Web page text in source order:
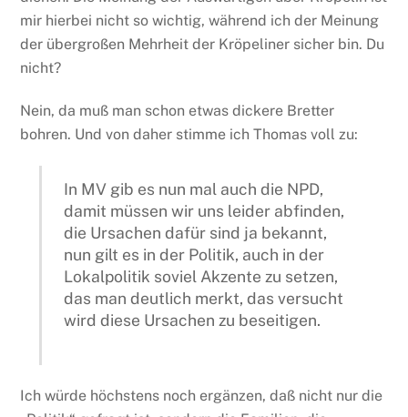
mir hierbei nicht so wichtig, während ich der Meinung
der übergroßen Mehrheit der Kröpeliner sicher bin. Du
nicht?
Nein, da muß man schon etwas dickere Bretter
bohren. Und von daher stimme ich Thomas voll zu:
In MV gib es nun mal auch die NPD,
damit müssen wir uns leider abfinden,
die Ursachen dafür sind ja bekannt,
nun gilt es in der Politik, auch in der
Lokalpolitik soviel Akzente zu setzen,
das man deutlich merkt, das versucht
wird diese Ursachen zu beseitigen.
Ich würde höchstens noch ergänzen, daß nicht nur die